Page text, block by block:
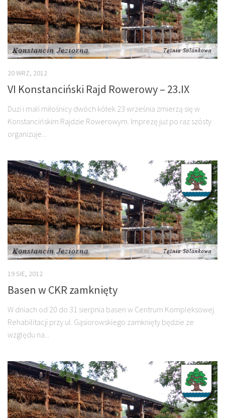
20 WRZ, 2012
VI Konstanciński Rajd Rowerowy – 23.IX
Duzi i mali miłośnicy dwóch kółek 23 września zmierzą się w
Konstancińskim Rajdzie Rowerowym. Imprezę już po raz szósty
organizuje...
19 SIE, 2012
Basen w CKR zamknięty
W dniach od 20 do 31 sierpnia basen w Centrum Kompleksowej
Rehabilitacji przy ul. Gąsiorowskiego zamknięty będzie ze
względu na...